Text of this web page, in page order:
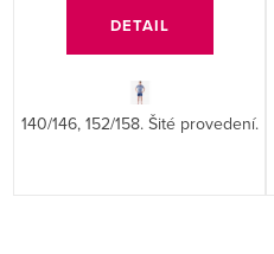
DETAIL
140/146, 152/158. Šité provedení.